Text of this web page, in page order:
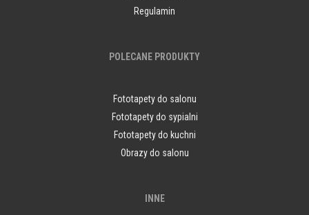
Regulamin
POLECANE PRODUKTY
Fototapety do salonu
Fototapety do sypialni
Fototapety do kuchni
Obrazy do salonu
INNE